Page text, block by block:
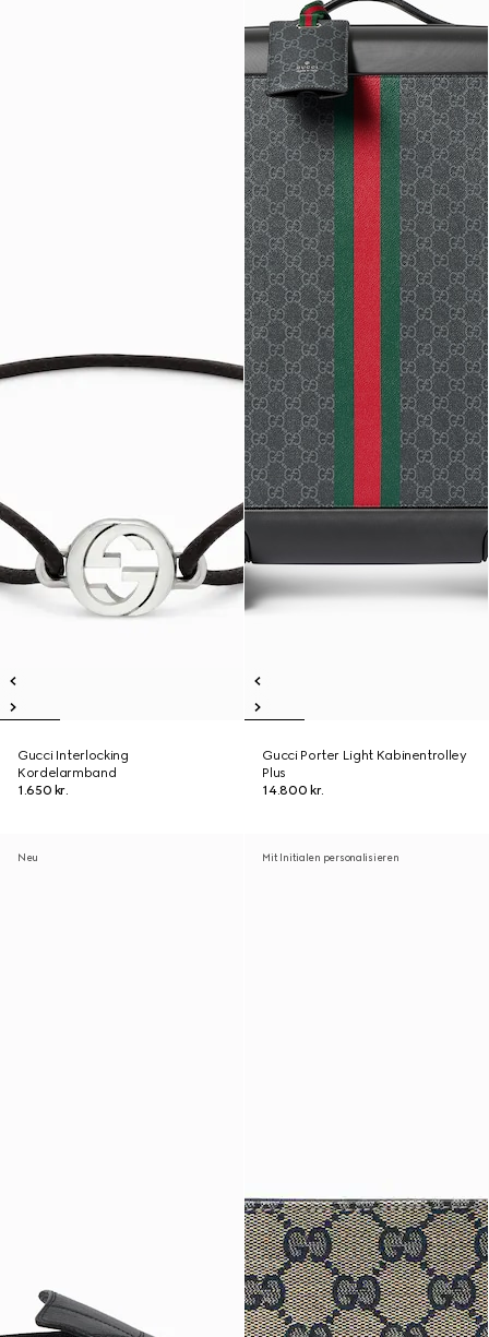
Gucci Interlocking
Kordelarmband
1.650 kr.
Gucci Porter Light Kabinentrolley
Plus
14.800 kr.
Neu Mit Initialen personalisieren